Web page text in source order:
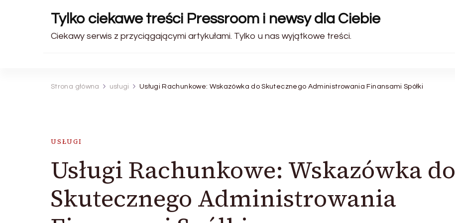
Tylko ciekawe treści Pressroom i newsy dla Ciebie
Ciekawy serwis z przyciągającymi artykułami. Tylko u nas wyjątkowe treści.
Strona główna usługi Usługi Rachunkowe: Wskazówka do Skutecznego Administrowania Finansami Spółki
USŁUGI
Usługi Rachunkowe: Wskazówka do
Skutecznego Administrowania